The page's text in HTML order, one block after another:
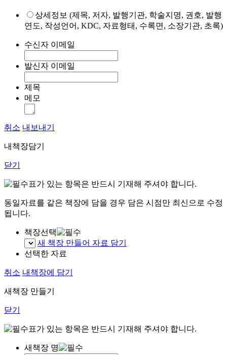
상세정보 (제목, 저자, 발행기관, 학술지명, 권호, 발행
연도, 작성언어, KDC, 자료형태, 수록면, 소장기관, 초록)
수신자 이메일
발신자 이메일
제목
메모
취소 내보내기
내책장담기
닫기
표가 있는 항목은 반드시 기재해 주셔야 합니다.
동일자료를 같은 책장에 담을 경우 담은 시점만 최신으로 수정
됩니다.
책장선택
새 책장 만들어 자료 담기
선택한 자료
취소 내책장에 담기
새책장 만들기
닫기
표가 있는 항목은 반드시 기재해 주셔야 합니다.
새책장 명